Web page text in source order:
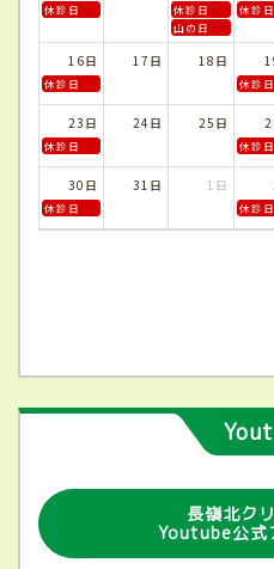
休診日
休診日
山の日
休診日
16日
休診日
17日 18日
休診日
23日
休診日
24日 25日
休診日
30日
休診日
31日 1日
休診日
長嶺北ク
Youtube公式